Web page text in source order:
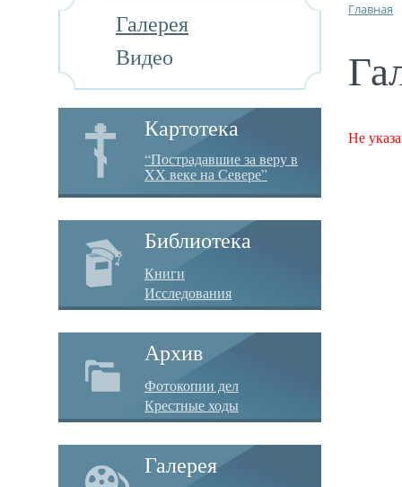
Галерея
Видео
Картотека
“Пострадавшие за веру в
XX веке на Севере”
Библиотека
Книги
Исследования
Архив
Фотокопии дел
Крестные ходы
Галерея
Главная
Не